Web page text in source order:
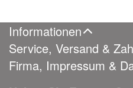
Informationen
Service, Versand &
Firma, Impressum &